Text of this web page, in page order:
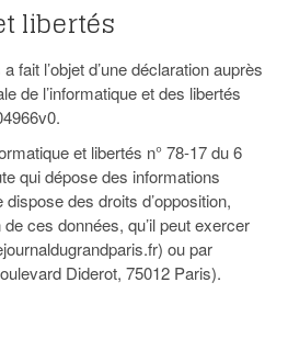
libertés
fait l’objet d’une déclaration auprès
de l’informatique et des libertés
et libertés n° 78-17 du 6
qui dépose des informations
des droits d’opposition,
ces données, qu’il peut exercer
ou par
Diderot, 75012 Paris).